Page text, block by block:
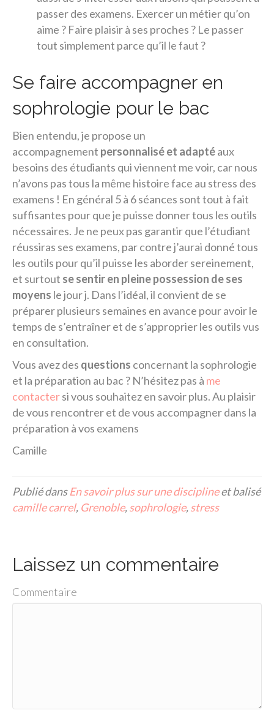
passer des examens. Exercer un métier qu’on
aime ? Faire plaisir à ses proches ? Le passer
tout simplement parce qu’il le faut ?
Se faire accompagner en
sophrologie pour le bac
Bien entendu, je propose un
accompagnement personnalisé et adaptéaux
besoins des étudiants qui viennent me voir, car nous
n’avons pas tous la même histoire face au stress des
examens ! En général 5 à 6 séances sont tout à fait
suffisantes pour que je puisse donner tous les outils
nécessaires. Je ne peux pas garantir que l’étudiant
réussiras ses examens, par contre j’aurai donné tous
les outils pour qu’il puisse les aborder sereinement,
et surtout se sentir en pleine possession de ses
moyens le jour j. Dans l’idéal, il convient de se
préparer plusieurs semaines en avance pour avoir le
temps de s’entraîner et de s’approprier les outils vus
en consultation.
Vous avez des questions concernant la sophrologie
et la préparation au bac ? N’hésitez pas à me
contactersi vous souhaitez en savoir plus. Au plaisir
de vous rencontrer et de vous accompagner dans la
préparation à vos examens
Camille
Publié dansEn savoir plus sur une disciplineet balisé
camille carrel, Grenoble,sophrologie,stress
Laissez un commentaire
Commentaire